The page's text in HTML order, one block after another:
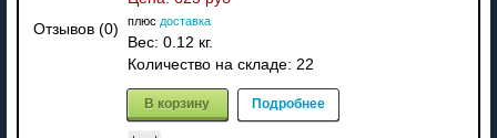
Отзывов (0)
плюс доставка
Вес: 0.12 кг.
Количество на складе: 22
В корзину Подробнее